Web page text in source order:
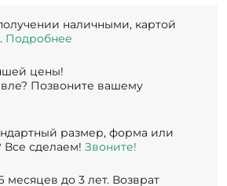
наличными, картой
Подробнее
цены!
Позвоните вашему
размер, форма или
Все сделаем! Звоните!
месяцев до 3 лет. Возврат